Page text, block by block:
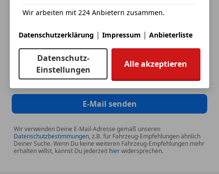
Neuigkeiten der AutoScout24 GmbH per E-Mail erhalten. Ich
kann dieseEinwilligung
widerrufen.
E-Mail senden
Wir verwenden Deine E-Mail-Adresse gemäß unseren
Datenschutzbestimmungen, z.B. für Fahrzeug-Empfehlungen ähnlich
Deiner Suche. Wenn Du keine weiteren Fahrzeug-Empfehlungen mehr
erhalten willst, kannst Du jederzeit hierwidersprechen.
Wir arbeiten mit 224 Anbietern zusammen.
Datenschutzerklärung | Impressum | Anbieterliste
Datenschutz-
Einstellungen
Alle akzeptieren